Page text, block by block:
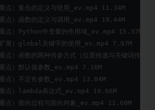
）集合的定义与使用_ev.mp4 11.34M
）函数的定义与调用_ev.mp4 19.44M
）Python中变量的作用域_ev.mp4 15.37M
展）global关键字的使用_ev.mp4 7.97M
）函数的两种传参方式（位置传递与关键词传递
）默认值参数_ev.mp4 7.10M
）不定长参数_ev.mp4 13.04M
）lambda表达式_ev.mp4 19.66M
）面向过程与面向对象_ev.mp4 11.60M